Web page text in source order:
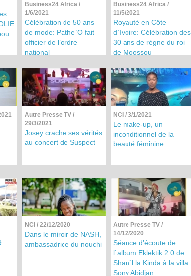
Business24 Africa /
1/6/2021
Célébration de 50 ans
de mode: Pathe`O fait
officier de l’ordre
national
Business24 Africa/
11/5/2021
Royauté en Côte
d`Ivoire: Célébration des
30 ans de règne du roi
de Moossou
Autre Presse TV /
29/3/2021
Josey crache ses vérités
au concert de Suspect
NCI / 3/1/2021
Le make-up, un
inconditionnel de la
beauté féminine
NCI / 22/12/2020
Dans le miroir de NASH,
ambassadrice du nouchi
Autre Presse TV/
14/12/2020
Séance d’écoute de
l`album Eklektik 2.0 de
Shan`l la Kinda à la villa
Sony Abidjan